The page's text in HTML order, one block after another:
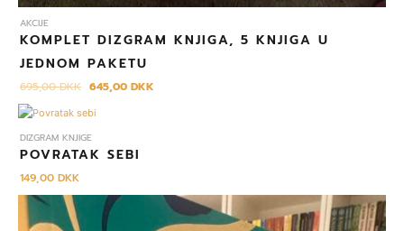
AKCIJE
KOMPLET DIZGRAM KNJIGA, 5 KNJIGA U
JEDNOM PAKETU
695,00DKK 645,00DKK
DIZGRAM KNJIGE
POVRATAK SEBI
149,00DKK